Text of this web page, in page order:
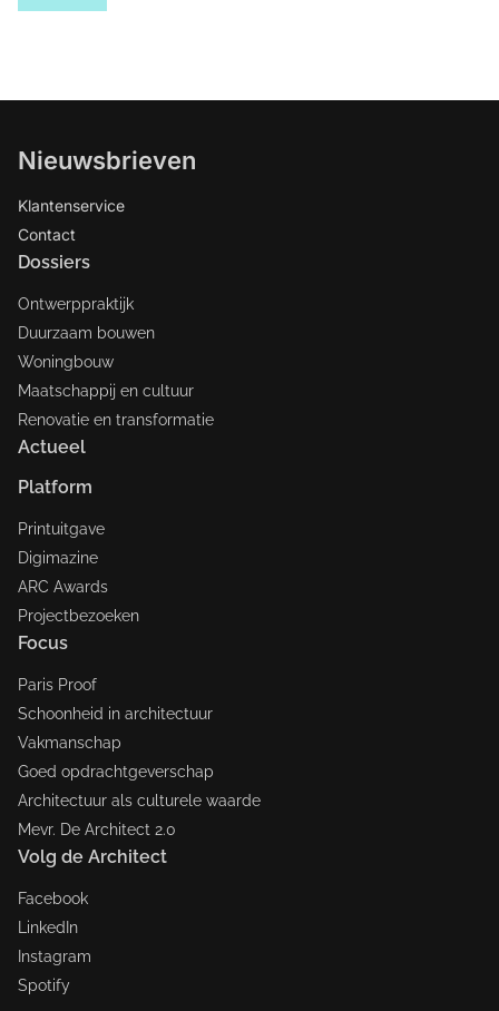
Nieuwsbrieven
Klantenservice
Contact
Dossiers
Ontwerppraktijk
Duurzaam bouwen
Woningbouw
Maatschappij en cultuur
Renovatie en transformatie
Actueel
Platform
Printuitgave
Digimazine
ARC Awards
Projectbezoeken
Focus
Paris Proof
Schoonheid in architectuur
Vakmanschap
Goed opdrachtgeverschap
Architectuur als culturele waarde
Mevr. De Architect 2.0
Volg de Architect
Facebook
LinkedIn
Instagram
Spotify